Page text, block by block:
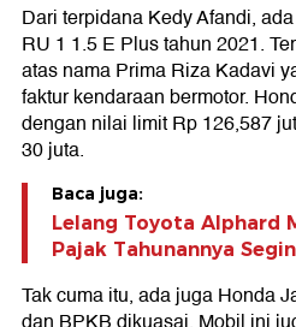
Dari terpidana Kedy Afandi,
RU 1 1.5 E Plus tahun 2021.
atas nama Prima Riza Kadavi
faktur kendaraan bermotor.
dengan nilai limit Rp 126,587
30 juta.
Baca juga:
Lelang Toyota Alphard
Pajak Tahunannya
Tak cuma itu, ada juga Honda